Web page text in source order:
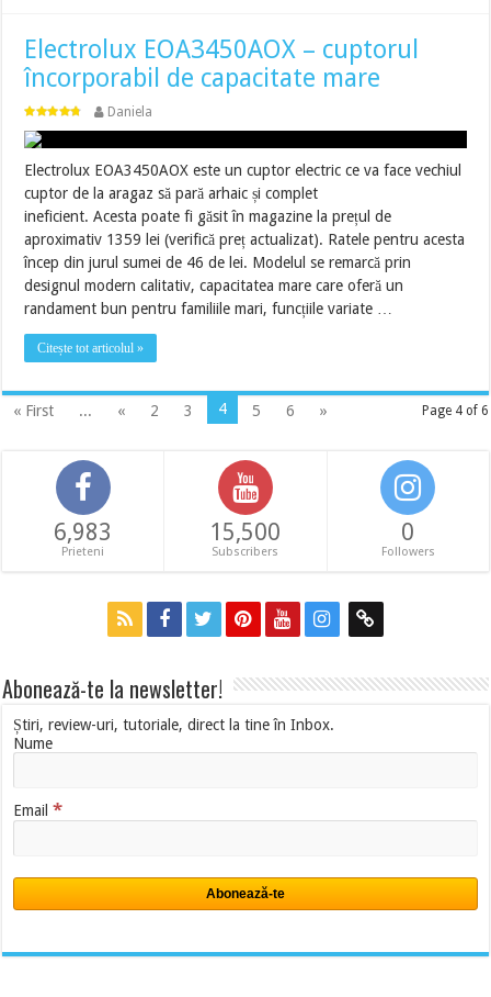
Electrolux EOA3450AOX – cuptorul
încorporabil de capacitate mare
Daniela
Electrolux EOA3450AOX este un cuptor electric ce va face vechiul
cuptor de la aragaz să pară arhaic și complet
ineficient. Acesta poate fi găsit în magazine la prețul de
aproximativ 1359 lei (verifică preț actualizat). Ratele pentru acesta
încep din jurul sumei de 46 de lei. Modelul se remarcă prin
designul modern calitativ, capacitatea mare care oferă un
randament bun pentru familiile mari, funcțiile variate …
Citește tot articolul »
Page 4 of 6
« First ... « 2 3 4 5 6 »
6,983
Prieteni
15,500
Subscribers
0
Followers
Abonează-te la newsletter!
Știri, review-uri, tutoriale, direct la tine în Inbox.
Nume
Email*